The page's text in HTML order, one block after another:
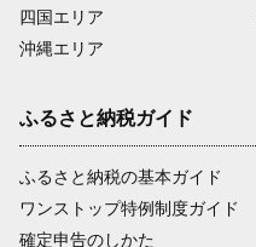
四国エリア
沖縄エリア
ふるさと納税ガイド
ふるさと納税の基本ガイド
ワンストップ特例制度ガイド
確定申告のしかた